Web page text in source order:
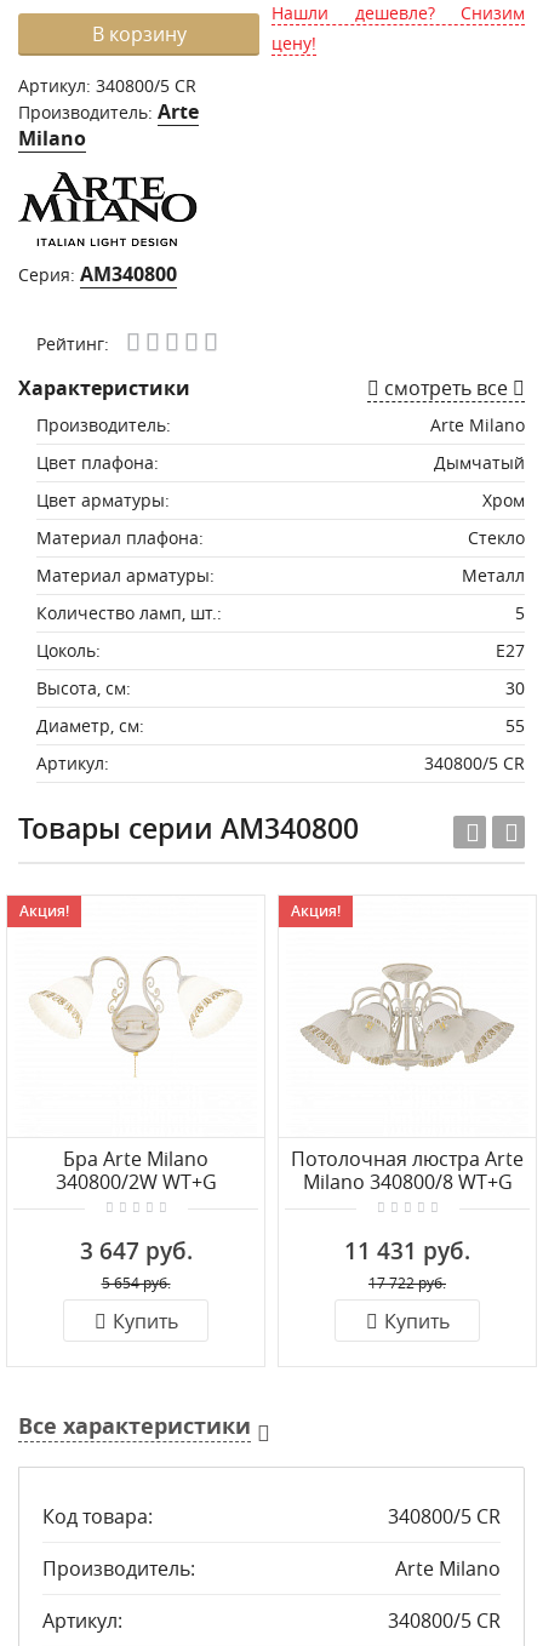
В корзину
Артикул: 340800/5 CR
Производитель: Arte
Milano
Серия: AM340800
Нашли дешевле? Снизим
цену!
Рейтинг:
Характеристики смотреть все
Производитель:
Arte Milano
Цвет плафона:
Дымчатый
Цвет арматуры:
Хром
Материал плафона:
Стекло
Материал арматуры:
Металл
Количество ламп, шт.:
5
Цоколь:
E27
Высота, см:
30
Диаметр, см:
55
Артикул:
340800/5 CR
Товары серии AM340800
Акция!
Бра Arte Milano
340800/2W WT+G
3 647 руб.
5 654 руб.
Купить
Акция!
Потолочная люстра Arte
Milano 340800/8 WT+G
11 431 руб.
17 722 руб.
Купить
Все характеристики
Код товара:
340800/5 CR
Производитель:
Arte Milano
Артикул:
340800/5 CR